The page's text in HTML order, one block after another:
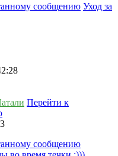
сообщению Уход за
Перейти к
сообщению